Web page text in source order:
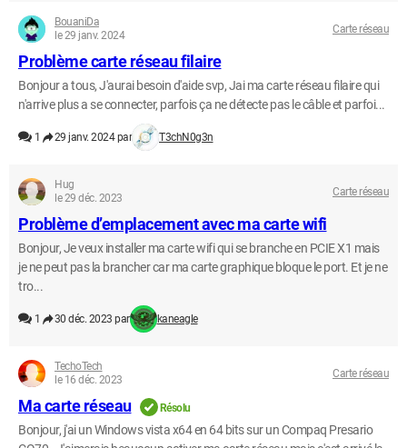
BouaniDa
le 29 janv. 2024
Carte réseau
Problème carte réseau filaire
Bonjour a tous, J'aurai besoin d'aide svp, Jai ma carte réseau filaire qui
n'arrive plus a se connecter, parfois ça ne détecte pas le câble et parfoi...
1 29 janv. 2024 par T3chN0g3n
Hug
le 29 déc. 2023
Carte réseau
Problème d’emplacement avec ma carte wifi
Bonjour, Je veux installer ma carte wifi qui se branche en PCIE X1 mais
je ne peut pas la brancher car ma carte graphique bloque le port. Et je ne
tro...
1 30 déc. 2023 par kaneagle
TechoTech
le 16 déc. 2023
Carte réseau
Ma carte réseau Résolu
Bonjour, j'ai un Windows vista x64 en 64 bits sur un Compaq Presario